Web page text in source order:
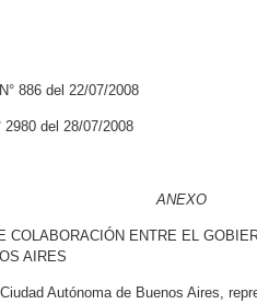
886 del 22/07/2008
2980 del 28/07/2008
COLABORACIÓN ENTRE EL
AIRES
Autónoma de Buenos Aires,